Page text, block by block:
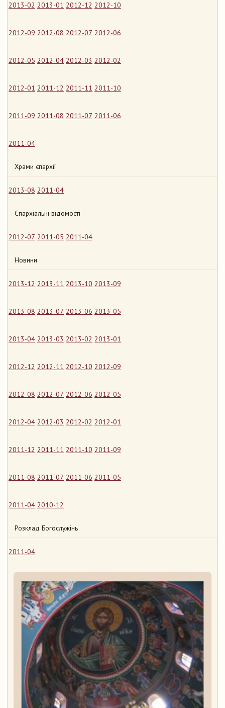
2013-02 2013-01 2012-12 2012-10
2012-09 2012-08 2012-07 2012-06
2012-05 2012-04 2012-03 2012-02
2012-01 2011-12 2011-11 2011-10
2011-09 2011-08 2011-07 2011-06
2011-04
Храми єпархії
2013-08 2011-04
Єпархіальні відомості
2012-07 2011-05 2011-04
Новини
2013-12 2013-11 2013-10 2013-09
2013-08 2013-07 2013-06 2013-05
2013-04 2013-03 2013-02 2013-01
2012-12 2012-11 2012-10 2012-09
2012-08 2012-07 2012-06 2012-05
2012-04 2012-03 2012-02 2012-01
2011-12 2011-11 2011-10 2011-09
2011-08 2011-07 2011-06 2011-05
2011-04 2010-12
Розклад Богослужінь
2011-04